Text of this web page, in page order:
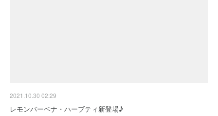
2021.10.30 02:29
レモンバーベナ・ハーブティ新登場♪